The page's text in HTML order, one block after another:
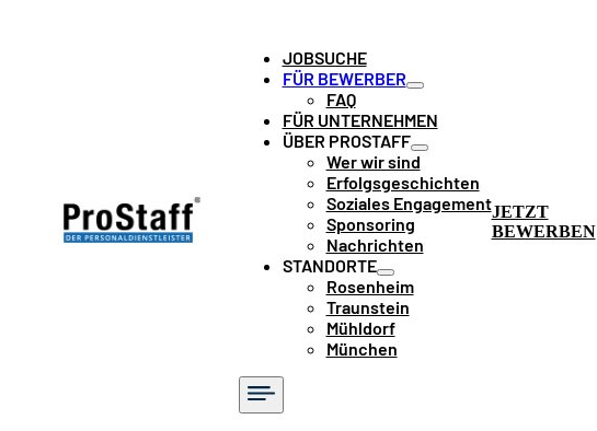
JOBSUCHE
FÜR BEWERBER
FAQ
FÜR UNTERNEHMEN
ÜBER PROSTAFF
Wer wir sind
Erfolgsgeschichten
Soziales Engagement
Sponsoring
Nachrichten
STANDORTE
Rosenheim
Traunstein
Mühldorf
München
JETZT
BEWERBEN